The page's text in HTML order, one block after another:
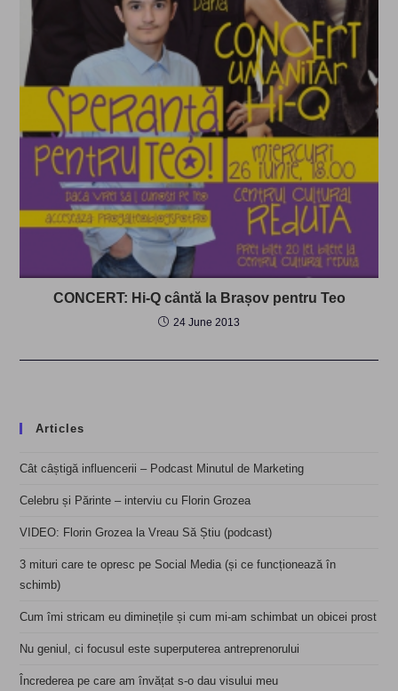
CONCERT: Hi-Q cântă la Brașov pentru Teo
24 June 2013
Articles
Cât câștigă influencerii – Podcast Minutul de Marketing
Celebru și Părinte – interviu cu Florin Grozea
VIDEO: Florin Grozea la Vreau Să Știu (podcast)
3 mituri care te opresc pe Social Media (și ce funcționează în
schimb)
Cum îmi stricam eu diminețile și cum mi-am schimbat un obicei prost
Nu geniul, ci focusul este superputerea antreprenorului
Încrederea pe care am învățat s-o dau visului meu